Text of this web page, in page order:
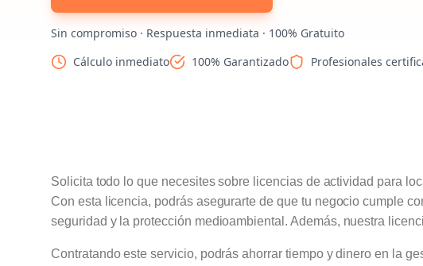
Sin compromiso · Respuesta inmediata · 100% Gratuito
Cálculo inmediato
100% Garantizado Profesionales
Solicita todo lo que necesites sobre licencias de actividad para
Con esta licencia, podrás asegurarte de que tu negocio cumple
seguridad y la protección medioambiental. Además, nuestra
Contratando este servicio, podrás ahorrar tiempo y dinero en la